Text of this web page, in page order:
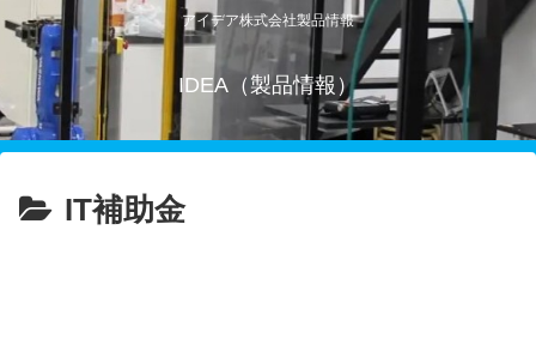
アイデア株式会社製品情報
IDEA（製品情報）
IT補助金